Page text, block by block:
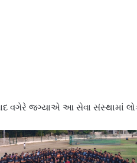
વગેરે જગ્યાએ આ સેવા સંસ્થામાં